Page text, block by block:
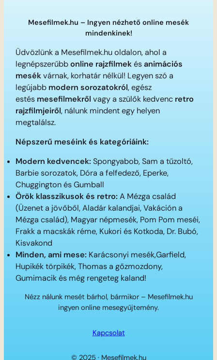
Mesefilmek.hu – Ingyen nézhető online mesék
mindenkinek!
Üdvözlünk a Mesefilmek.hu oldalon, ahol a
legnépszerűbbonline rajzfilmekésanimációs
mesékvárnak, korhatár nélkül! Legyen szó a
legújabb modern sorozatokról, egész
estés mesefilmekről vagy a szülők kedvenc retro
rajzfilmjeiről, nálunk mindent egy helyen
megtalálsz.
Népszerű meséink és kategóriáink:
Modern kedvencek: Spongyabob, Sam a tűzoltó,
Barbie sorozatok, Dóra a felfedező, Eperke,
Chuggington és Gumball
Örök klasszikusok és retro: A Mézga család
(Üzenet a jövőből, Aladár kalandjai, Vakáción a
Mézga család), Magyar népmesék, Pom Pom meséi,
Frakk a macskák réme, Kukori és Kotkoda, Dr. Bubó,
Kisvakond
Minden, ami mese: Karácsonyi mesék,Garfield,
Hupikék törpikék, Thomas a gőzmozdony,
Gumimacik és még rengeteg kaland!
Nézz nálunk mesét bárhol, bármikor – Mesefilmek.hu
ingyen online mesegyűjtemény.
Kapcsolat
© 2025 · Mesefilmek.hu